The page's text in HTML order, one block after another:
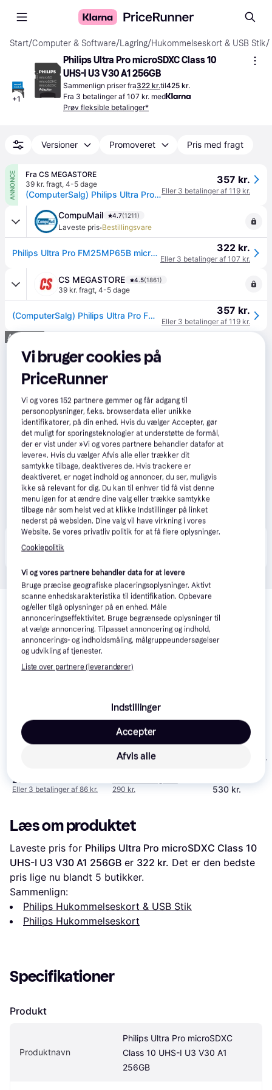
Start/Computer & Software/Lagring/Hukommelseskort & USB Stik/
+1
Philips Ultra Pro microSDXC Class 10
UHS-I U3 V30 A1 256GB
Sammenlign priser fra322 kr.til425 kr.
Fra 3 betalinger af 107 kr. med
Prøv fleksible betalinger*
Versioner Promoveret Pris med fragt
ANNONCE
Fra CS MEGASTORE
39 kr. fragt, 4-5 dage
(ComputerSalg) Philips Ultra Pro FM25MP65B - Flashhukommelseskort (SD adapter inkluderet) - 256 GB - A1 / Video Class V30 / UHS-I U3 / Class10 - microSDXC
357 kr.
Eller 3 betalinger af 119 kr.
CompuMail 4.7(1211)
Laveste pris·Bestillingsvare
Philips Ultra Pro FM25MP65B microSDXC 256GB 100MB/s --> På fjernlager, levevering hos dig 13-08-2026 322 kr.
Eller 3 betalinger af 107 kr.
CS MEGASTORE 4.5(1861)
39 kr. fragt, 4-5 dage
(ComputerSalg) Philips Ultra Pro FM25MP65B - Flashhukommelseskort (SD adapter inkluderet) - 256 GB - A1 / Video Class V30 / UHS-I U3 / Class10 - microSDXC 357 kr.
Eller 3 betalinger af 119 kr.
Annonce
betalende kunde i denne kategori.
Relaterede produkter
Se vores forslag til andre produkter, der matcher dine
interesser. Vis alle
259 kr.
Eller 3 betalinger af 86 kr.
Samsung Micro SDXC
P9 Express 512GB
290 kr.
LEXAR High
Class 10 UHS-I
U3 V30 A1
530 kr.
Læs om produktet
Laveste pris for Philips Ultra Pro microSDXC Class 10
UHS-I U3 V30 A1 256GB er 322 kr. Det er den bedste
pris lige nu blandt 5 butikker.
Sammenlign:
Philips Hukommelseskort & USB Stik
Philips Hukommelseskort
Specifikationer
Produkt
Produktnavn
Philips Ultra Pro microSDXC
Class 10 UHS-I U3 V30 A1
256GB
Vi bruger cookies på
PriceRunner
Vi og vores152 partnere gemmer og får adgang til
personoplysninger, f.eks. browserdata eller unikke
identifikatorer, på din enhed. Hvis du vælger Accepter, gør
det muligt for sporingsteknologier at understøtte de formål,
der er vist under »Vi og vores partnere behandler datafor at
levere«. Hvis du vælger Afvis alle eller trækker dit
samtykke tilbage, deaktiveres de. Hvis trackere er
deaktiveret, er noget indhold og annoncer, du ser, muligvis
ikke så relevant for dig. Du kan til enhver tid få vist denne
menu igen for at ændre dine valg eller trække samtykke
tilbage når som helst ved at klikke Indstillinger på linket
nederst på websiden. Dine valg vil have virkning i vores
Website. Se vores privatliv politik for at få flere oplysninger.
Cookiepolitik
Vi og vores partnere behandler data for at levere
Bruge præcise geografiske placeringsoplysninger. Aktivt
scanne enhedskarakteristika til identifikation. Opbevare
og/eller tilgå oplysninger på en enhed. Måle
annonceringseffektivitet. Bruge begrænsede oplysninger til
at vælge annoncering. Tilpasset annoncering og indhold,
annoncerings- og indholdsmåling, målgruppeundersøgelser
og udvikling af tjenester.
Liste over partnere (leverandører)
Indstillinger
Afvis alle
Accepter